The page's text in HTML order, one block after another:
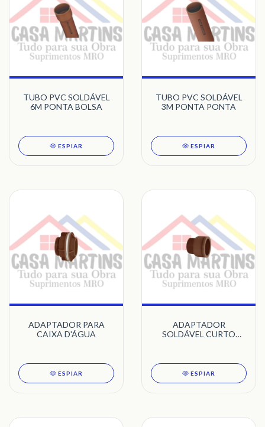
TUBO PVC SOLDÁVEL
6M PONTA BOLSA
ESPIAR
TUBO PVC SOLDÁVEL
3M PONTA PONTA
ESPIAR
ADAPTADOR PARA
CAIXA D'ÁGUA
ESPIAR
ADAPTADOR
SOLDÁVEL CURTO
ESPIAR